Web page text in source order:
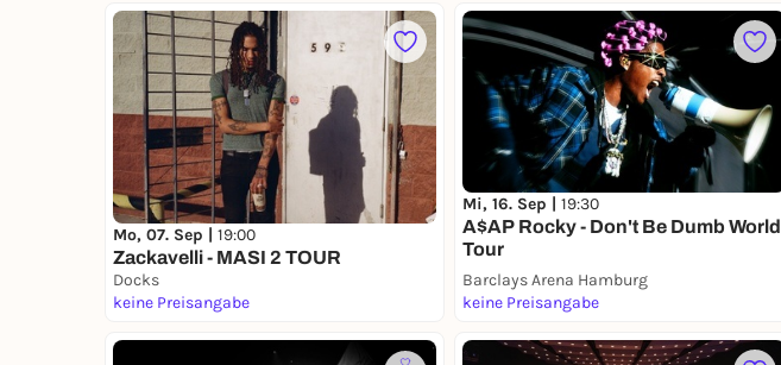
Mo, 07. Sep | 19:00
Zackavelli - MASI 2 TOUR
Docks
keine Preisangabe
Mi, 16. Sep | 19:30
A$AP Rocky - Don't Be Dumb World
Tour
Barclays Arena Hamburg
keine Preisangabe